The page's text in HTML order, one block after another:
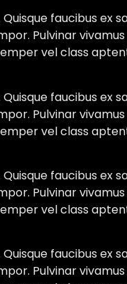
faucibus ex
Pulvinar
vel class
faucibus ex
Pulvinar
vel class
faucibus ex
Pulvinar
vel class
faucibus ex
Pulvinar